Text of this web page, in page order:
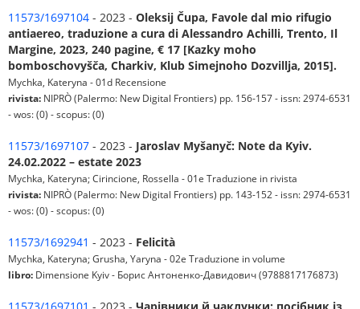
11573/1697104 - 2023 - Oleksij Čupa, Favole dal mio rifugio
antiaereo, traduzione a cura di Alessandro Achilli, Trento, Il
Margine, 2023, 240 pagine, € 17 [Kazky moho
bomboschovyšča, Charkiv, Klub Simejnoho Dozvillja, 2015].
Mychka, Kateryna - 01d Recensione
rivista: NIPRÒ (Palermo: New Digital Frontiers) pp. 156-157 - issn: 2974-6531
- wos: (0) - scopus: (0)
11573/1697107 - 2023 - Jaroslav Myšanyč: Note da Kyiv.
24.02.2022 – estate 2023
Mychka, Kateryna; Cirincione, Rossella - 01e Traduzione in rivista
rivista: NIPRÒ (Palermo: New Digital Frontiers) pp. 143-152 - issn: 2974-6531
- wos: (0) - scopus: (0)
11573/1692941 - 2023 - Felicità
Mychka, Kateryna; Grusha, Yaryna - 02e Traduzione in volume
libro: Dimensione Kyiv - Борис Антоненко-Давидович (9788817176873)